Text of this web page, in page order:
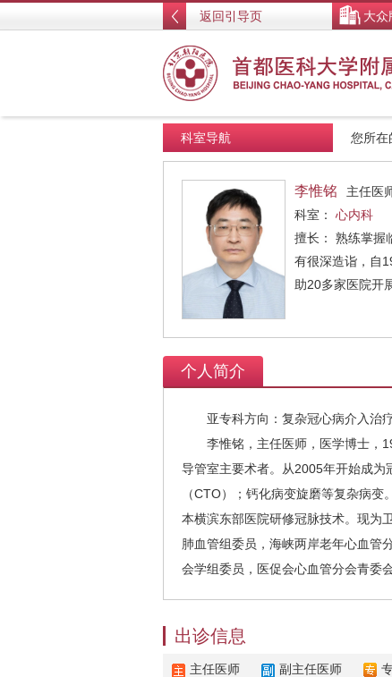
返回引导页 大众
您所在
科室导航
李惟铭
主任医
科室： 心内科
擅长： 熟练掌握
有很深造诣，自
助20多家医院开
个人简介
亚专科方向：复杂冠心病介入治
李惟铭，主任医师，医学博士，
导管室主要术者。从2005年开始成
（CTO）；钙化病变旋磨等复杂病
本横滨东部医院研修冠脉技术。现为
肺血管组委员，海峡两岸老年心血管
会学组委员，医促会心血管分会青委会
出诊信息
主任医师 副主任医师